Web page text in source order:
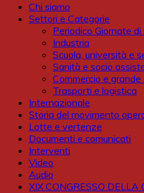
Chi siamo
Settori e Categorie
Periodico Giornate di
Industria
Scuola, università e
Sanità e socio
Commercio e
Trasporti e logistica
Internazionale
Storia del movimento
Lotte e vertenze
Documenti e comunicati
Interventi
Video
Audio
XIX CONGRESSO DELLA